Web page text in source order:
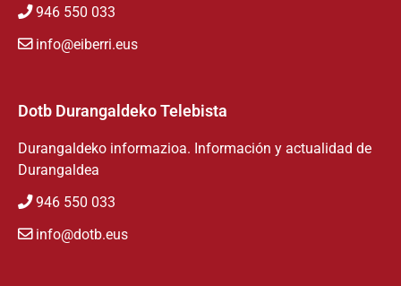
946 550 033
info@eiberri.eus
Dotb Durangaldeko Telebista
Durangaldeko informazioa. Información y actualidad de
Durangaldea
946 550 033
info@dotb.eus